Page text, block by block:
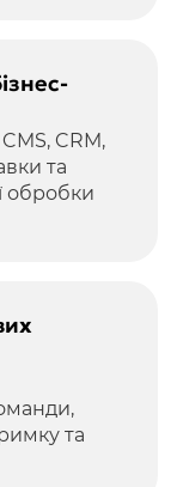
CRM,
та
обробки
та